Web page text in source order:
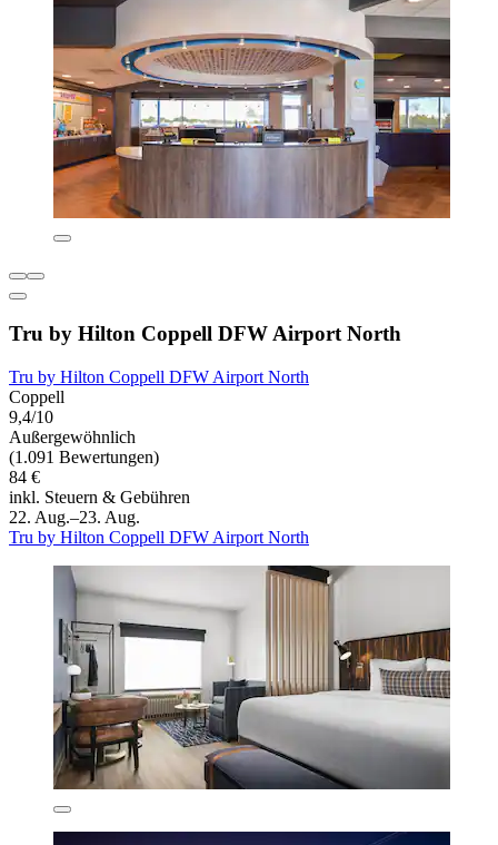
Tru by Hilton Coppell DFW Airport North
Tru by Hilton Coppell DFW Airport North
Coppell
9,4/10
Außergewöhnlich
(1.091 Bewertungen)
84 €
inkl. Steuern & Gebühren
22. Aug.–23. Aug.
Tru by Hilton Coppell DFW Airport North